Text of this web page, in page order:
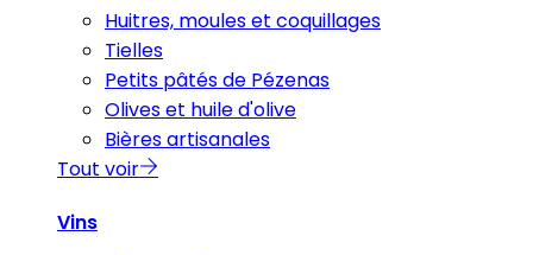
Huitres, moules et coquillages
Tielles
Petits pâtés de Pézenas
Olives et huile d'olive
Bières artisanales
Tout voir
Vins